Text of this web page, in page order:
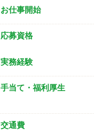
お仕事開始
応募資格
実務経験
手当て・福利厚生
交通費